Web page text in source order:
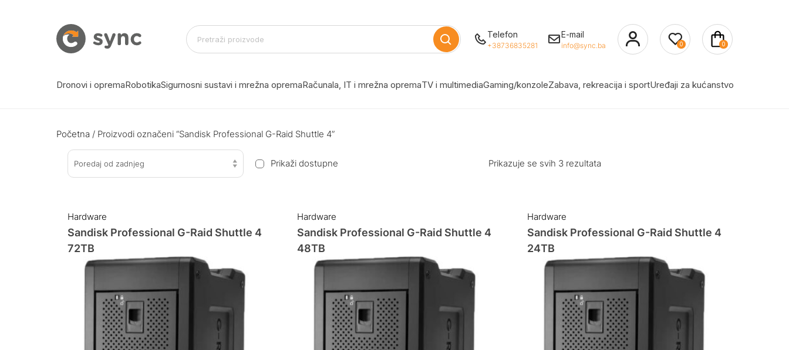
Telefon
+38736835281
E-mail
info@sync.ba 0 0
Dronovi i opremaRobotikaSigurnosni sustavi i mrežna opremaRačunala, IT i mrežna opremaTV i multimediaGaming/konzoleZabava, rekreacija i sportUređaji za kućanstvo
Početna / Proizvodi označeni “Sandisk Professional G-Raid Shuttle 4”
Poredaj od zadnjeg Prikaži dostupne Prikazuje se svih 3 rezultata
Hardware
Sandisk Professional G-Raid Shuttle 4
72TB
Hardware
Sandisk Professional G-Raid Shuttle 4
48TB
Hardware
Sandisk Professional G-Raid Shuttle 4
24TB